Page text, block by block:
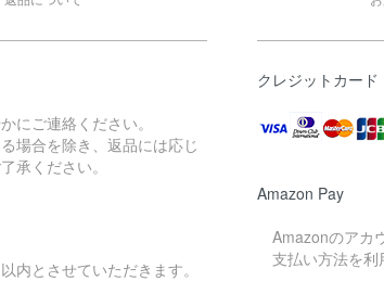
にご連絡ください。
場合を除き、返品には応じ
承ください。
内とさせていただきます。
クレジットカード
Amazon Pay
Amazonのアカ
支払い方法を利